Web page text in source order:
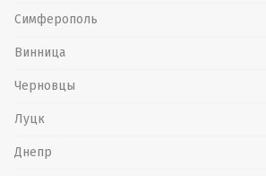
Симферополь
Винница
Черновцы
Луцк
Днепр